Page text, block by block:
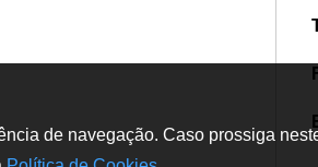
de navegação. Caso prossiga